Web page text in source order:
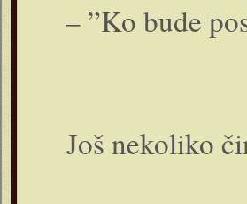
– ”Ko bude
Još nekoliko